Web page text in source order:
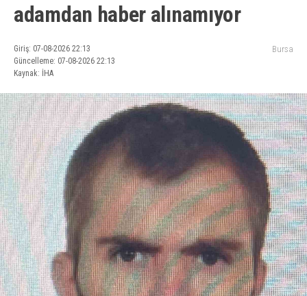
adamdan haber alınamıyor
Giriş: 07-08-2026 22:13
Güncelleme: 07-08-2026 22:13
Kaynak: İHA
Bursa